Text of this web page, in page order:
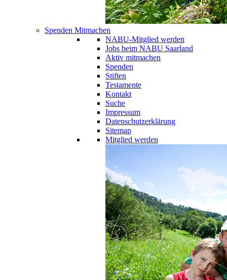
Spenden Mitmachen
NABU-Mitglied werden
Jobs beim NABU Saarland
Aktiv mitmachen
Spenden
Stiften
Testamente
Kontakt
Suche
Impressum
Datenschutzerklärung
Sitemap
Mitglied werden